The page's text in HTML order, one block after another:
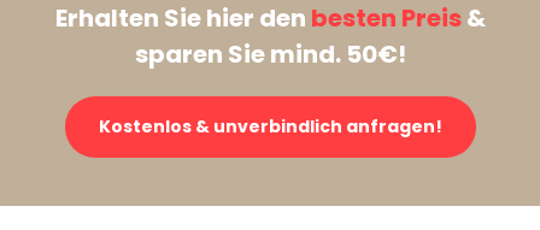
Erhalten Sie hier den besten Preis&
sparen Sie mind. 50€!
Kostenlos & unverbindlich anfragen!